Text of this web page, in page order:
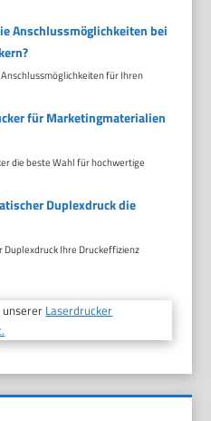
Anschlussmöglichkeiten bei
für Ihren
für Marketingmaterialien
die beste Wahl für hochwertige
Duplexdruck die
Duplexdruck Ihre Druckeffizienz
Laserdrucker